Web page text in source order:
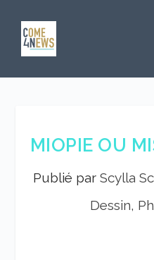
MIOPIE OU
Publié par Scylla
Dessin,